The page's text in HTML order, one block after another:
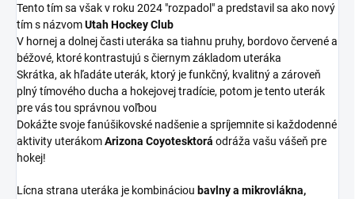
Tento tím sa však v roku 2024 "rozpadol" a predstavil sa ako nový
tím s názvomUtah Hockey Club
V hornej a dolnej časti uteráka sa tiahnu pruhy, bordovo červené a
béžové, ktoré kontrastujú s čiernym základom uteráka
Skrátka, ak hľadáte uterák, ktorý je funkčný, kvalitný a zároveň
plný tímového ducha a hokejovej tradície, potom je tento uterák
pre vás tou správnou voľbou
Dokážte svoje fanúšikovské nadšenie a spríjemnite si každodenné
aktivity uterákomArizona Coyotesktorá odráža vašu vášeň pre
hokej!
Lícna strana uteráka je kombináciou bavlny a mikrovlákna,